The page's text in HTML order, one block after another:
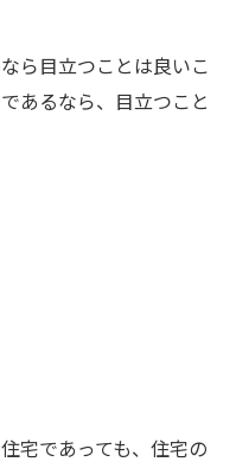
ら目立つことは良いこ
あるなら、目立つこと
宅であっても、住宅の